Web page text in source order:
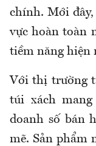
chính. Mới
vực hoàn toàn
tiềm năng hiện
Với thị trường
túi xách
doanh số bán
mẽ. Sản phẩm